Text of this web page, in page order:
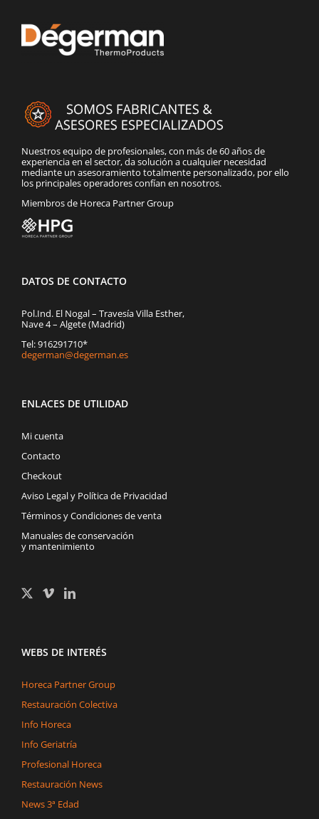
Nuestros equipo de profesionales, con más de 60 años de
experiencia en el sector, da solución a cualquier necesidad
mediante un asesoramiento totalmente personalizado, por ello
los principales operadores confían en nosotros.
Miembros de Horeca Partner Group
DATOS DE CONTACTO
Pol.Ind. El Nogal – Travesía Villa Esther,
Nave 4 – Algete (Madrid)
Tel: 916291710*
degerman@degerman.es
ENLACES DE UTILIDAD
Mi cuenta
Contacto
Checkout
Aviso Legal y Política de Privacidad
Términos y Condiciones de venta
Manuales de conservación
y mantenimiento
WEBS DE INTERÉS
Horeca Partner Group
Restauración Colectiva
Info Horeca
Info Geriatría
Profesional Horeca
Restauración News
News 3ª Edad